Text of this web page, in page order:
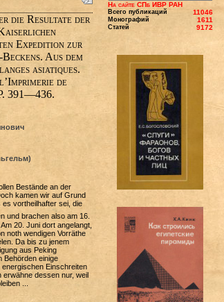
die Resultate der
Expedition zur
Aus dem
asiatiques.
de
391—436.
Bestände an der
kamen wir auf Grund
vortheilhafter sei, die
und brachen also am 16.
20. Juni dort angelangt,
noth wendigen Vorräthe
Da bis zu jenem
aus Peking
Behörden einige
Einschreiten
dessen nur, weil
...
На сайте СПб ИВР РАН
Всего публикаций 11046
Монографий 1611
Статей 9172